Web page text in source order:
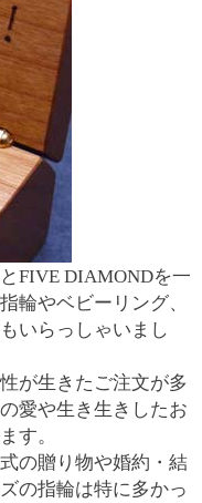
FIVE DIAMONDを一
輪やベビーリング、
いらっしゃいまし
が生きたご注文が多
愛や生き生きしたお
す。
の贈り物や婚約・結
の指輪は特に多かっ